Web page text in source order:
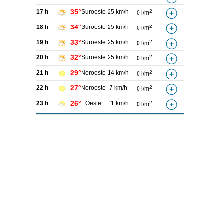
17 h 35°Suroeste 25 km/h 0 l/m2
18 h 34°Suroeste 25 km/h 0 l/m2
19 h 33°Suroeste 25 km/h 0 l/m2
20 h 32°Suroeste 25 km/h 0 l/m2
21 h 29° Noroeste 14 km/h 0 l/m2
22 h 27° Noroeste 7 km/h 0 l/m2
23 h 26° Oeste 11 km/h 0 l/m2